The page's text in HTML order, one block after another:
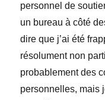
personnel de
un bureau à côté
dire que j’ai été
résolument non
probablement des
personnelles, mais